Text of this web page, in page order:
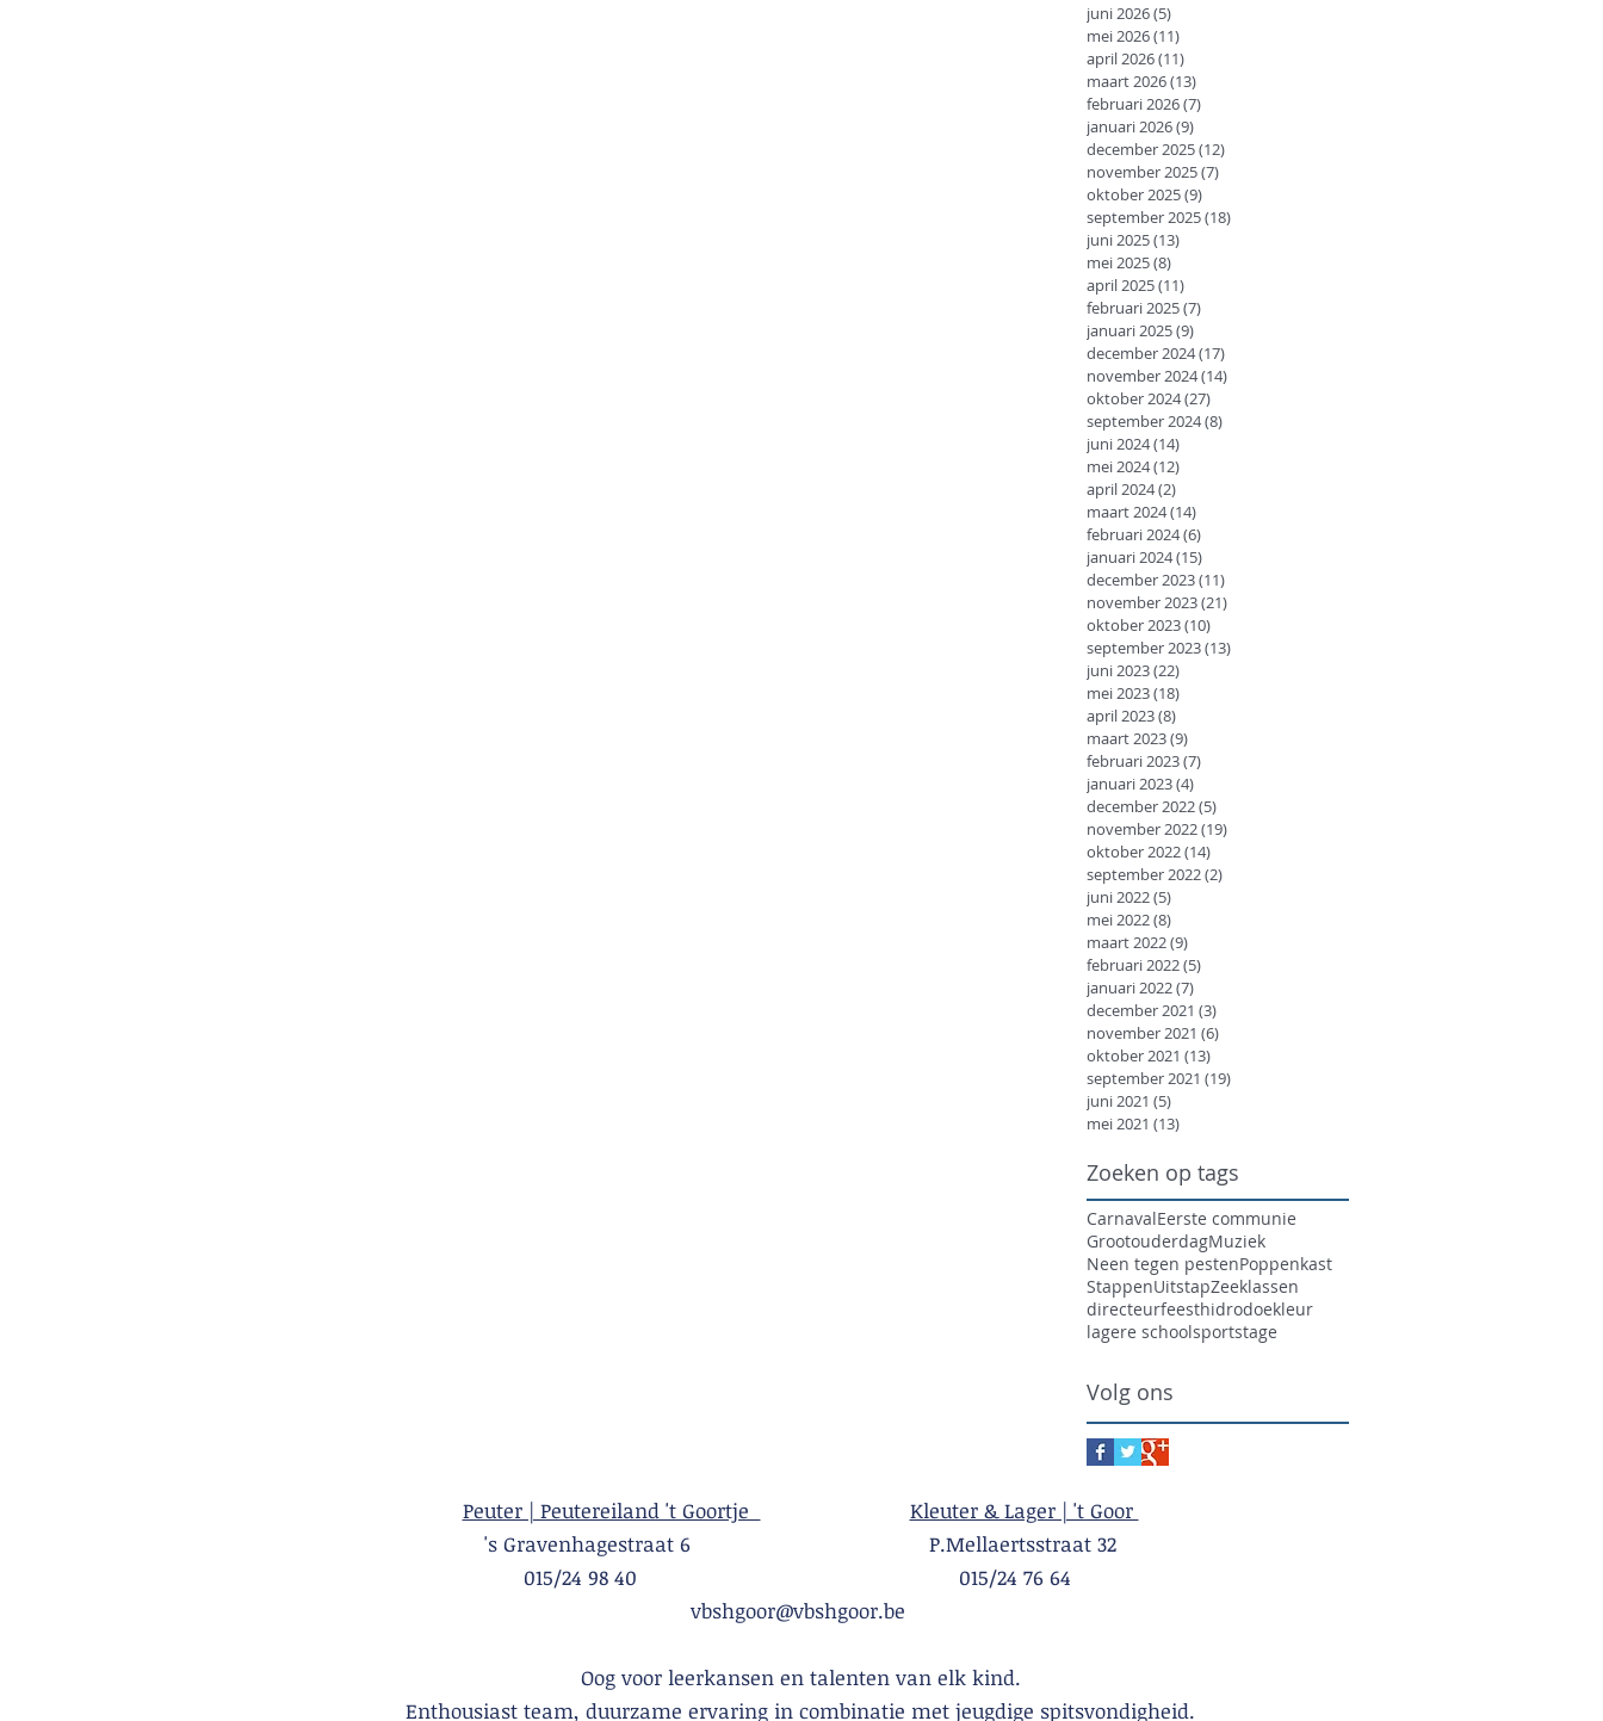
juni 2026(5)
mei 2026(11)
april 2026(11)
maart 2026(13)
februari 2026(7)
januari 2026(9)
december 2025(12)
november 2025(7)
oktober 2025(9)
september 2025(18)
juni 2025(13)
mei 2025(8)
april 2025(11)
februari 2025(7)
januari 2025(9)
december 2024(17)
november 2024(14)
oktober 2024(27)
september 2024(8)
juni 2024(14)
mei 2024(12)
april 2024(2)
maart 2024(14)
februari 2024(6)
januari 2024(15)
december 2023(11)
november 2023(21)
oktober 2023(10)
september 2023(13)
juni 2023(22)
mei 2023(18)
april 2023(8)
maart 2023(9)
februari 2023(7)
januari 2023(4)
december 2022(5)
november 2022(19)
oktober 2022(14)
september 2022(2)
juni 2022(5)
mei 2022(8)
maart 2022(9)
februari 2022(5)
januari 2022(7)
december 2021 (3)
november 2021 (6)
oktober 2021 (13)
september 2021 (19)
juni 2021 (5)
mei 2021 (13)
Zoeken op tags
CarnavalEerste communie
GrootouderdagMuziek
Neen tegen pestenPoppenkast
StappenUitstapZeeklassen
directeurfeesthidrodoekleur
lagere schoolsportstage
Volg ons
Peuter | Peutereiland 't Goortje
Kleuter & Lager | 't Goor
's Gravenhagestraat 6 P.Mellaertsstraat 32
015/24 98 40 015/24 76 64
vbshgoor@vbshgoor.be
Oog voor leerkansen en talenten van elk kind.
Enthousiast team, duurzame ervaring in combinatie met jeugdige spitsvondigheid.